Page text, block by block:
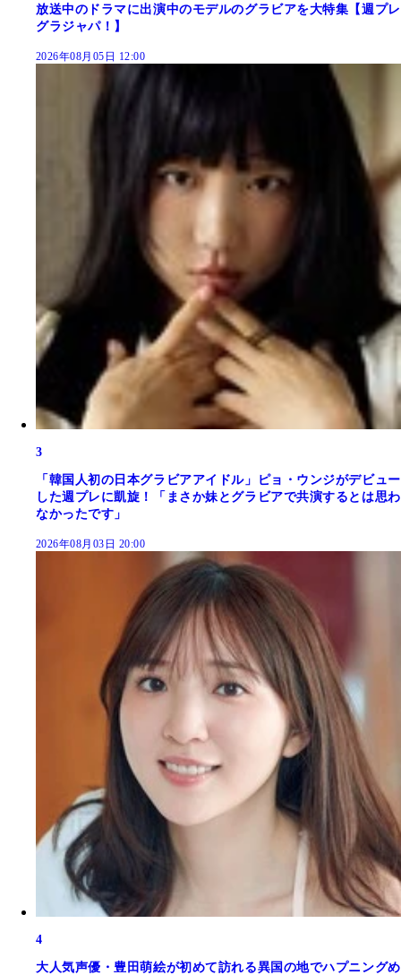
放送中のドラマに出演中のモデルのグラビアを大特集【週プレ
グラジャパ！】
2026年08月05日 12:00
3
「韓国人初の日本グラビアアイドル」ピョ・ウンジがデビュー
した週プレに凱旋！「まさか妹とグラビアで共演するとは思わ
なかったです」
2026年08月03日 20:00
4
大人気声優・豊田萌絵が初めて訪れる異国の地でハプニングめ